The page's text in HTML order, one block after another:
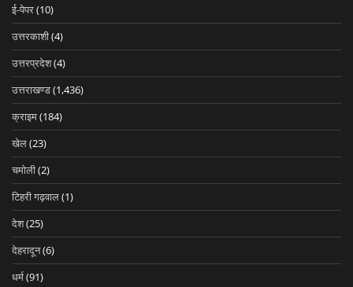
ई-पेपर(10)
उत्तरकाशी(4)
उत्तरप्रदेश(4)
उत्तराखण्ड(1,436)
क्राइम(184)
खेल(23)
चमोली(2)
टिहरी गढ़वाल(1)
देश(25)
देहरादून(6)
धर्म(91)